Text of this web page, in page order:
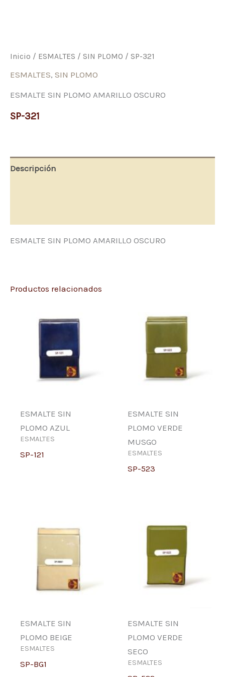
Inicio / ESMALTES / SIN PLOMO / SP-321
ESMALTES, SIN PLOMO
ESMALTE SIN PLOMO AMARILLO OSCURO
SP-321
Descripción
ESMALTE SIN PLOMO AMARILLO OSCURO
Productos relacionados
ESMALTE SIN
PLOMO AZUL
ESMALTES
SP-121
ESMALTE SIN
PLOMO VERDE
MUSGO
ESMALTES
SP-523
ESMALTE SIN
PLOMO BEIGE
ESMALTES
SP-BG1
ESMALTE SIN
PLOMO VERDE
SECO
ESMALTES